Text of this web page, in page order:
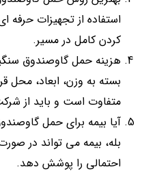
استفاده از تجهیزات حرفه
کردن کامل در مسیر.
هزینه حمل گاوصندوق
بسته به وزن، ابعاد، محل
متفاوت است و باید از
آیا بیمه برای حمل
بله، بیمه می تواند در
احتمالی را پوشش دهد.